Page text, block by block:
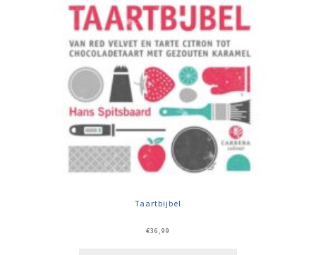
Taartbijbel
€36,99